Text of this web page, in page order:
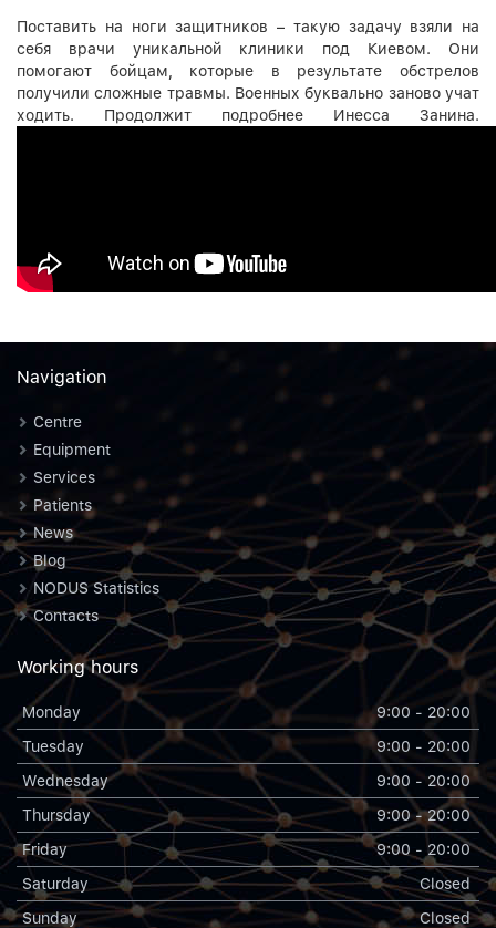
Поставить на ноги защитников – такую задачу взяли на
себя врачи уникальной клиники под Киевом. Они
помогают бойцам, которые в результате обстрелов
получили сложные травмы. Военных буквально заново учат
ходить. Продолжит подробнее Инесса Занина.
Navigation
Centre
Equipment
Services
Patients
News
Blog
NODUS Statistics
Contacts
Working hours
Monday
9:00 - 20:00
Tuesday
9:00 - 20:00
Wednesday
9:00 - 20:00
Thursday
9:00 - 20:00
Friday
9:00 - 20:00
Saturday
Closed
Sunday
Closed